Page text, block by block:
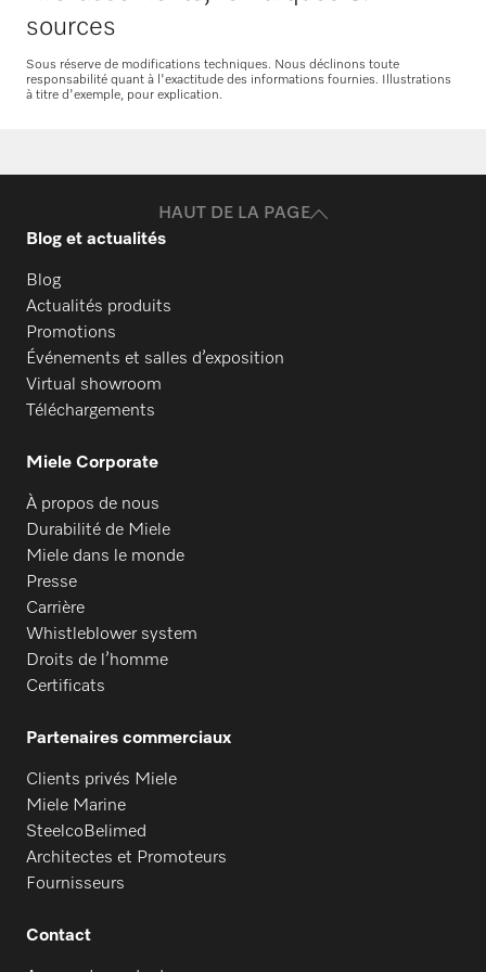
Commander des pièces de
Vous avez besoin de pièces de rechange
sources
Sous réserve de modifications techniques. Nous déclinons toute
responsabilité quant à l'exactitude des informations fournies. Illustrations
à titre d'exemple, pour explication.
HAUT DE LA PAGE
Blog et actualités
Blog
Actualités produits
Promotions
Événements et salles d’exposition
Virtual showroom
Téléchargements
Miele Corporate
À propos de nous
Durabilité de Miele
Miele dans le monde
Presse
Carrière
Whistleblower system
Droits de l’homme
Certificats
Partenaires commerciaux
Clients privés Miele
Miele Marine
SteelcoBelimed
Architectes et Promoteurs
Fournisseurs
Contact